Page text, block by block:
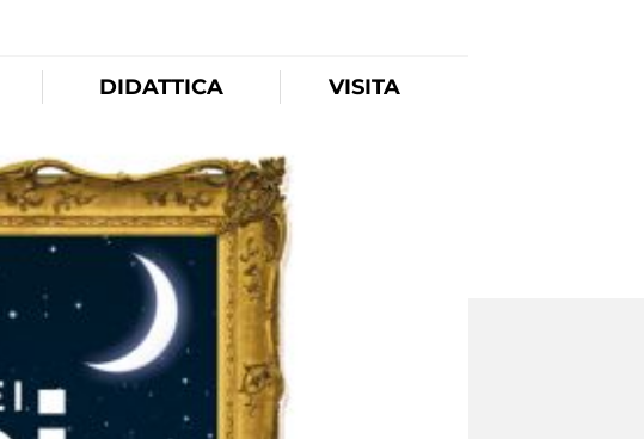
DIDATTICA VISITA